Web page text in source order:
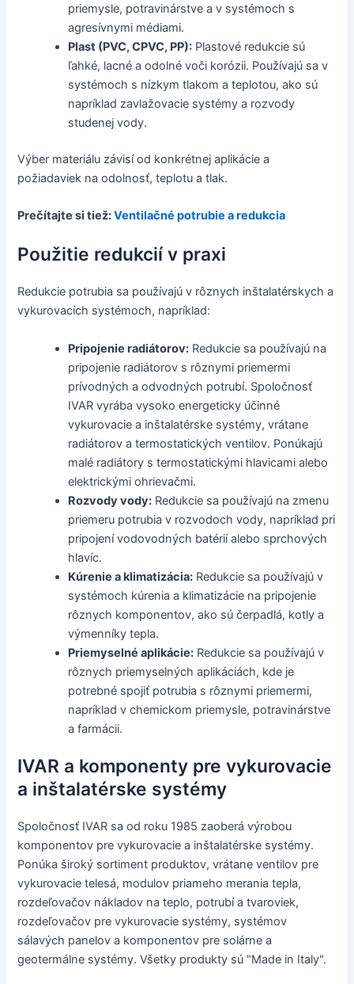
priemysle, potravinárstve a v systémoch s
agresívnymi médiami.
Plast (PVC, CPVC, PP): Plastové redukcie sú
ľahké, lacné a odolné voči korózii. Používajú sa v
systémoch s nízkym tlakom a teplotou, ako sú
napríklad zavlažovacie systémy a rozvody
studenej vody.
Výber materiálu závisí od konkrétnej aplikácie a
požiadaviek na odolnosť, teplotu a tlak.
Prečítajte si tiež:Ventilačné potrubie a redukcia
Použitie redukcií v praxi
Redukcie potrubia sa používajú v rôznych inštalatérskych a
vykurovacích systémoch, napríklad:
Pripojenie radiátorov: Redukcie sa používajú na
pripojenie radiátorov s rôznymi priemermi
prívodných a odvodných potrubí. Spoločnosť
IVAR vyrába vysoko energeticky účinné
vykurovacie a inštalatérske systémy, vrátane
radiátorov a termostatických ventilov. Ponúkajú
malé radiátory s termostatickými hlavicami alebo
elektrickými ohrievačmi.
Rozvody vody: Redukcie sa používajú na zmenu
priemeru potrubia v rozvodoch vody, napríklad pri
pripojení vodovodných batérií alebo sprchových
hlavíc.
Kúrenie a klimatizácia: Redukcie sa používajú v
systémoch kúrenia a klimatizácie na pripojenie
rôznych komponentov, ako sú čerpadlá, kotly a
výmenníky tepla.
Priemyselné aplikácie: Redukcie sa používajú v
rôznych priemyselných aplikáciách, kde je
potrebné spojiť potrubia s rôznymi priemermi,
napríklad v chemickom priemysle, potravinárstve
a farmácii.
IVAR a komponenty pre vykurovacie
a inštalatérske systémy
Spoločnosť IVAR sa od roku 1985 zaoberá výrobou
komponentov pre vykurovacie a inštalatérske systémy.
Ponúka široký sortiment produktov, vrátane ventilov pre
vykurovacie telesá, modulov priameho merania tepla,
rozdeľovačov nákladov na teplo, potrubí a tvaroviek,
rozdeľovačov pre vykurovacie systémy, systémov
sálavých panelov a komponentov pre solárne a
geotermálne systémy. Všetky produkty sú "Made in Italy".